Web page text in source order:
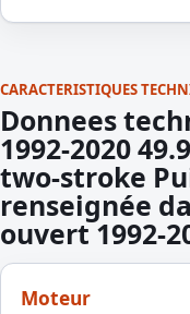
CARACTERISTIQUES
Donnees
1992-2020
two-stroke
renseignée
ouvert 1992-
Moteur